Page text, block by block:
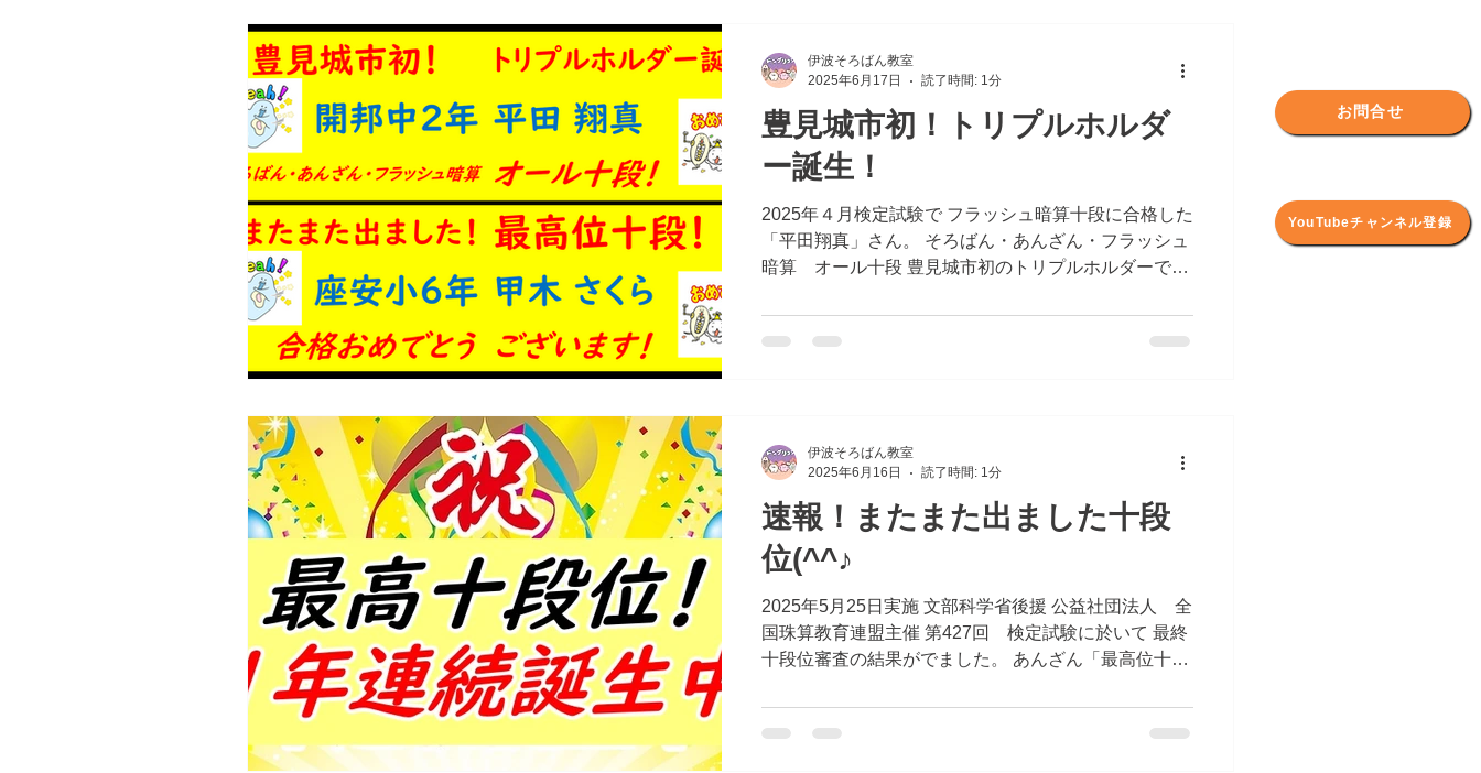
YouTubeチャンネル登録
お問合せ
豊見城市初！トリプルホルダ
ー誕生！
2025年４月検定試験で フラッシュ暗算十段に合格した
「平田翔真」さん。 そろばん・あんざん・フラッシュ
暗算 オール十段 豊見城市初のトリプルホルダーで
ら」さん ほんとうにおめでとうございます！ すごい！
の一言です！
伊波そろばん教室
2025年6月17日
読了時間: 1分
速報！またまた出ました十段
位(^^♪
2025年5月25日実施 文部科学省後援 公益社団法人 全
国珠算教育連盟主催 第427回 検定試験に於いて 最終
十段位審査の結果がでました。 あんざん「最高位十
す！ 当教室からは「11年連続」の十段誕生です(^^
伊波そろばん教室
2025年6月16日
読了時間: 1分